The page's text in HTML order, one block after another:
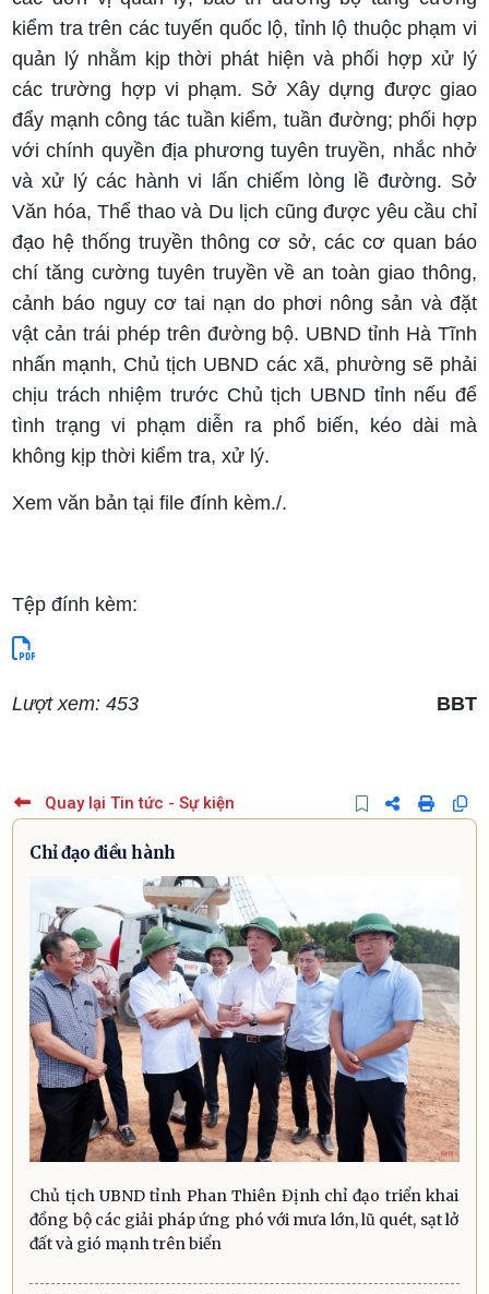
kiểm tra trên các tuyến quốc lộ, tỉnh lộ thuộc phạm vi
quản lý nhằm kịp thời phát hiện và phối hợp xử lý
các trường hợp vi phạm. Sở Xây dựng được giao
đẩy mạnh công tác tuần kiểm, tuần đường; phối hợp
với chính quyền địa phương tuyên truyền, nhắc nhở
và xử lý các hành vi lấn chiếm lòng lề đường. Sở
Văn hóa, Thể thao và Du lịch cũng được yêu cầu chỉ
đạo hệ thống truyền thông cơ sở, các cơ quan báo
chí tăng cường tuyên truyền về an toàn giao thông,
cảnh báo nguy cơ tai nạn do phơi nông sản và đặt
vật cản trái phép trên đường bộ. UBND tỉnh Hà Tĩnh
nhấn mạnh, Chủ tịch UBND các xã, phường sẽ phải
chịu trách nhiệm trước Chủ tịch UBND tỉnh nếu để
tình trạng vi phạm diễn ra phổ biến, kéo dài mà
không kịp thời kiểm tra, xử lý.
Xem văn bản tại file đính kèm./.
Tệp đính kèm:
Lượt xem: 453 BBT
Quay lại Tin tức - Sự kiện
Chỉ đạo điều hành
Chủ tịch UBND tỉnh Phan Thiên Định chỉ đạo triển khai
đồng bộ các giải pháp ứng phó với mưa lớn, lũ quét, sạt lở
đất và gió mạnh trên biển